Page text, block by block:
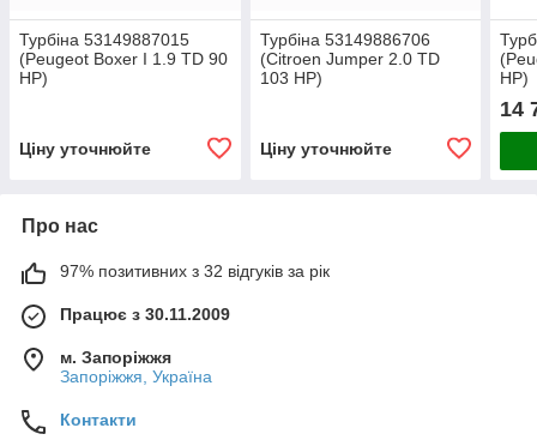
Турбіна 53149887015
(Peugeot Boxer I 1.9 TD 90
HP)
Ціну уточнюйте
Турбіна 53149886706
(Citroen Jumper 2.0 TD
103 HP)
Ціну уточнюйте
HP)
14
Про нас
97% позитивних з 32 відгуків за рік
Працює з 30.11.2009
м. Запоріжжя
Запоріжжя, Україна
Контакти